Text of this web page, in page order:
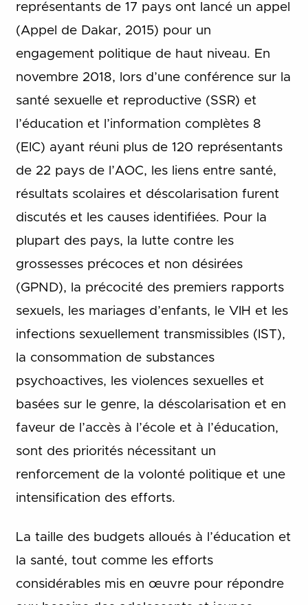
représentants de 17 pays ont lancé un appel
(Appel de Dakar, 2015) pour un
engagement politique de haut niveau. En
novembre 2018, lors d’une conférence sur la
santé sexuelle et reproductive (SSR) et
l’éducation et l’information complètes 8
(EIC) ayant réuni plus de 120 représentants
de 22 pays de l’AOC, les liens entre santé,
résultats scolaires et déscolarisation furent
discutés et les causes identifiées. Pour la
plupart des pays, la lutte contre les
grossesses précoces et non désirées
(GPND), la précocité des premiers rapports
sexuels, les mariages d’enfants, le VIH et les
infections sexuellement transmissibles (IST),
la consommation de substances
psychoactives, les violences sexuelles et
basées sur le genre, la déscolarisation et en
faveur de l’accès à l’école et à l’éducation,
sont des priorités nécessitant un
renforcement de la volonté politique et une
intensification des efforts.
La taille des budgets alloués à l’éducation et
la santé, tout comme les efforts
considérables mis en œuvre pour répondre